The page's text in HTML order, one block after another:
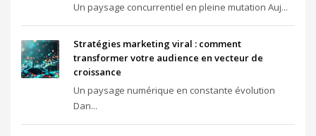
Un paysage concurrentiel en pleine mutation Auj...
Stratégies marketing viral : comment
transformer votre audience en vecteur de
croissance
Un paysage numérique en constante évolution
Dan...